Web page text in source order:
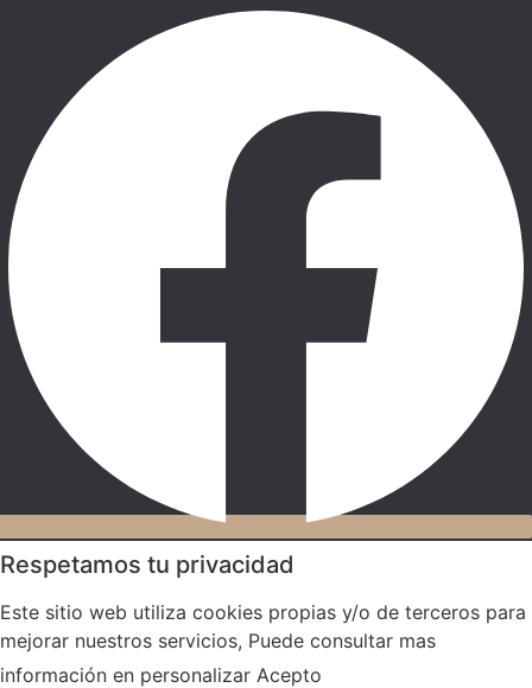
Respetamos tu privacidad
Este sitio web utiliza cookies propias y/o de terceros para
mejorar nuestros servicios, Puede consultar mas
información en personalizar Acepto